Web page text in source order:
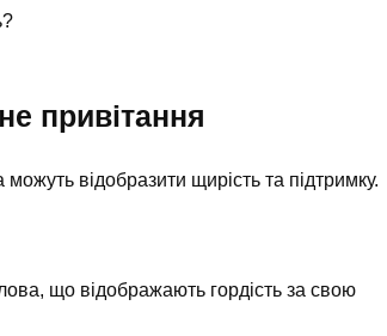
привітання
відобразити щирість та підтримку.
що відображають гордість за свою